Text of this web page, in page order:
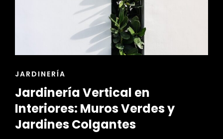
ENLACES
LAS
CATEGORÍAS
JARDINERÍA
Jardinería Vertical en
Interiores: Muros Verdes y
Jardines Colgantes